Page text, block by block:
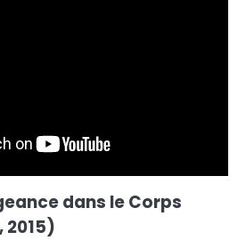
dans le Corps
2015)